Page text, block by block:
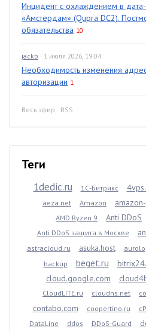
Инцидент с охлаждением в
«Амстердам» (Qupra DC2).
обязательства 10
jackb · 1 июля 2026, 19:04
Необходимость изменения
авторизации 1
Весь эфир · RSS
Теги
1dedic.ru 1С-Битрикс
aeza.net
Amazon
AMD Ryzen 9
Anti DDoS
Anti DDoS защита в Москве
astracloud.ru
asuka.host
backup beget.ru
cloud.google.com
CloudLITE.ru cloudns.net
contabo.com coopertino.ru
DataLine ddos DDoS-Guard